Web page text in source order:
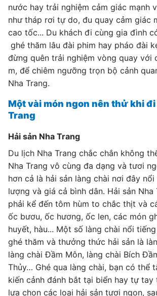
nước hay trải nghiệm cảm giác mạnh
như tháp rơi tự do, đu quay cảm giác
cao tốc... Du khách đi cùng gia đình
ghé thăm lâu đài phim hay pháo đài
đừng quên trải nghiệm vòng quay với
m, để chiêm ngưỡng trọn bộ cảnh
Nha Trang.
Một vài món ngon nên thử khi đi
Trang
Hải sản Nha Trang
Du lịch Nha Trang chắc chắn không
Nha Trang vô cùng đa dạng và tươi
hơn cả là hải sản làng chài nơi đây
lượng và giá cả bình dân. Hải sản Nha
phải kể đến tôm hùm to chắc thịt và
ốc bươu, ốc hương, ốc len, các món
huyết, hàu... Một số làng chài nổi
ghé thăm và thưởng thức hải sản là
làng chài Đầm Môn, làng chài Bích
Thủy… Ghé qua làng chài, bạn có thể
kiến cảnh đánh bắt tại biển hay tự tay
lựa chọn các loại hải sản tươi ngon,